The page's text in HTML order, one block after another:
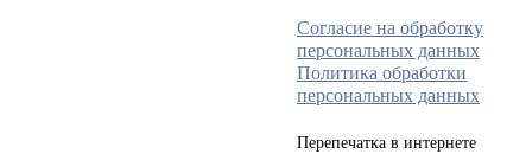
Согласие на обработку
персональных данных
Политика обработки
персональных данных
Перепечатка в интернете